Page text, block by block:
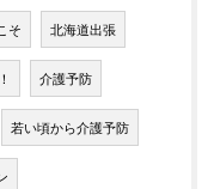
そ 北海道出張
介護予防
若い頃から介護予防